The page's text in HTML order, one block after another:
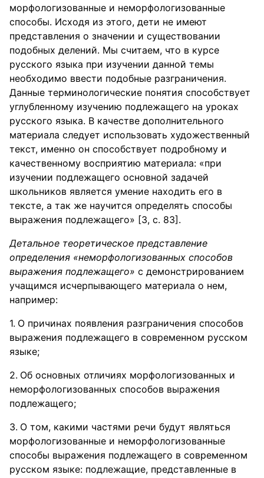
морфологизованные и неморфологизованные
способы. Исходя из этого, дети не имеют
представления о значении и существовании
подобных делений. Мы считаем, что в курсе
русского языка при изучении данной темы
необходимо ввести подобные разграничения.
Данные терминологические понятия способствует
углубленному изучению подлежащего на уроках
русского языка. В качестве дополнительного
материала следует использовать художественный
текст, именно он способствует подробному и
качественному восприятию материала: «при
изучении подлежащего основной задачей
школьников является умение находить его в
тексте, а так же научится определять способы
выражения подлежащего» [3, с. 83].
Детальное теоретическое представление
определения «неморфологизованных способов
выражения подлежащего» с демонстрированием
учащимся исчерпывающего материала о нем,
например:
О причинах появления разграничения способов
выражения подлежащего в современном русском
языке;
Об основных отличиях морфологизованных и
неморфологизованных способов выражения
подлежащего;
О том, какими частями речи будут являться
морфологизованные и неморфологизованные
способы выражения подлежащего в современном
русском языке: подлежащие, представленные в